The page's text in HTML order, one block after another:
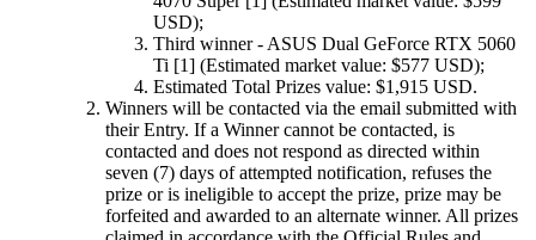
USD);
Third winner - ASUS Dual GeForce RTX 5060
Ti [1] (Estimated market value: $577 USD);
Estimated Total Prizes value: $1,915 USD.
Winners will be contacted via the email submitted with
their Entry. If a Winner cannot be contacted, is
contacted and does not respond as directed within
seven (7) days of attempted notification, refuses the
prize or is ineligible to accept the prize, prize may be
forfeited and awarded to an alternate winner. All prizes